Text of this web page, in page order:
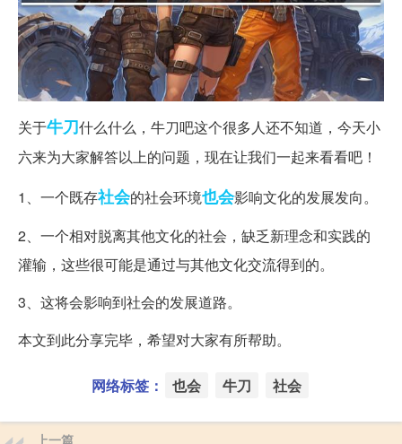
关于牛刀什么什么，牛刀吧这个很多人还不知道，今天小
六来为大家解答以上的问题，现在让我们一起来看看吧！
1、一个既存社会的社会环境也会影响文化的发展发向。
2、一个相对脱离其他文化的社会，缺乏新理念和实践的
灌输，这些很可能是通过与其他文化交流得到的。
3、这将会影响到社会的发展道路。
本文到此分享完毕，希望对大家有所帮助。
网络标签： 也会 牛刀 社会
上一篇